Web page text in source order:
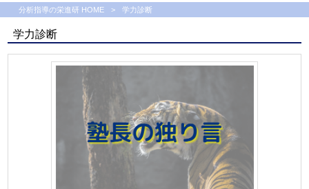
分析指導の栄進研 HOME > 学力診断
学力診断